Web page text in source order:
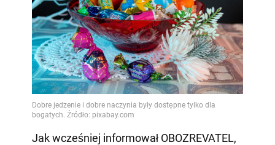
Jak wcześniej informował OBOZREVATEL,